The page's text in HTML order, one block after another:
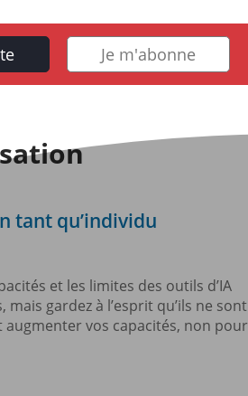
Je m'abonne
tant qu’individu
et les limites des outils d’IA
gardez à l’esprit qu’ils ne sont
vos capacités, non pour